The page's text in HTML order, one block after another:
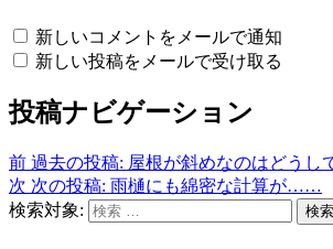
新しいコメントをメールで通知
新しい投稿をメールで受け取る
投稿ナビゲーション
前 過去の投稿: 屋根が斜めなのはどうし
次 次の投稿: 雨樋にも綿密な計算が……
検索対象:
検索